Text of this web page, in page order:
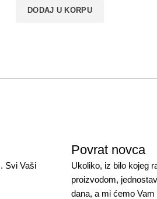
DODAJ U KORPU
Svi Vaši
Povrat novca
Ukoliko, iz bilo kojeg
proizvodom,
dana, a mi ćemo